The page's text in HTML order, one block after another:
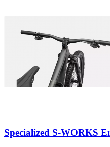
Specialized S-WORKS